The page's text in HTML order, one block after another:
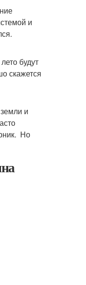
и
будут
скажется
и
Но